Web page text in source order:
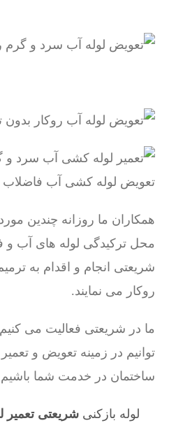
همکاران ما روزانه چندین
محل ترکیدگی لوله های آب و
شریعتی انجام و اقدام به
روکار می نمایند.
ما در شریعتی فعالیت می
توانیم در زمینه تعویض و
ساختمان در خدمت شما
لوله بازکنی شریعتی تعمیر